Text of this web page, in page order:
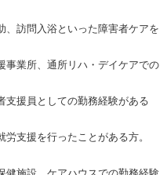
、訪問入浴といった障害者ケアを
事業所、通所リハ・デイケアでの
支援員としての勤務経験がある
支援を行ったことがある方。